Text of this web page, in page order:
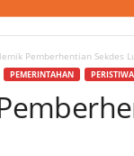
Pemberhentian Sekdes
PEMERINTAHAN PERISTIWA